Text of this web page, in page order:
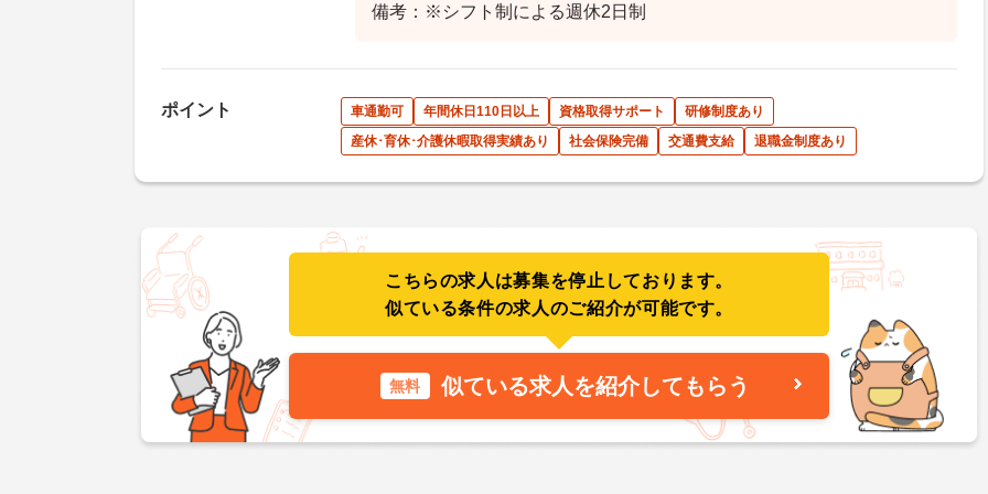
備考：※シフト制による週休2日制
ポイント 車通勤可 年間休日110日以上 資格取得サポート
研修制度あり
産休･育休･介護休暇取得実績あり
社会保険完備 交通費支給 退職金制度あり
こちらの求人は募集を停止しております。
似ている条件の求人のご紹介が可能です。
無料 似ている求人を紹介してもらう